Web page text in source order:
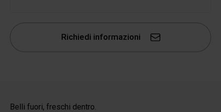
Richiedi informazioni
Belli fuori, freschi dentro.